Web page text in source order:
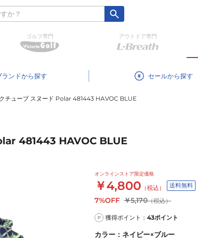
ゴルフ専門 アウトドア専門
ランド セール
チューブ スヌード Polar 481443 HAVOC BLUE
481443 HAVOC BLUE
オンラインストア限定価格
￥4,800 （税込） 送料無料
7%OFF ￥5,170（税込）
P 獲得ポイント： 43ポイント
カラー ： ネイビー×ブルー